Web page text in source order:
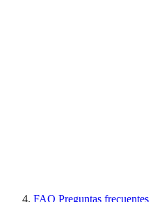
FAQ Preguntas frecuentes